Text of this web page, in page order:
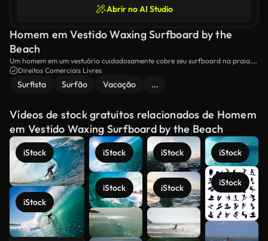
Abrir no AI Studio
Homem em Vestido Waxing Surfboard by the
Beach
Um homem em um vestuário cuidadosamente cobre seu surfboard na praia.A
cena captura a preparação e antecipação antes de bater nas ondas,
destacando a dedicação do surfista.
Direitos Comerciais Livres
Surfista Surfão Vacação ...
Vídeos de stock gratuitos relacionados de Homem
em Vestido Waxing Surfboard by the Beach
iStock
iStock
iStock
iStock
iStock
iStock
iStock
iStock